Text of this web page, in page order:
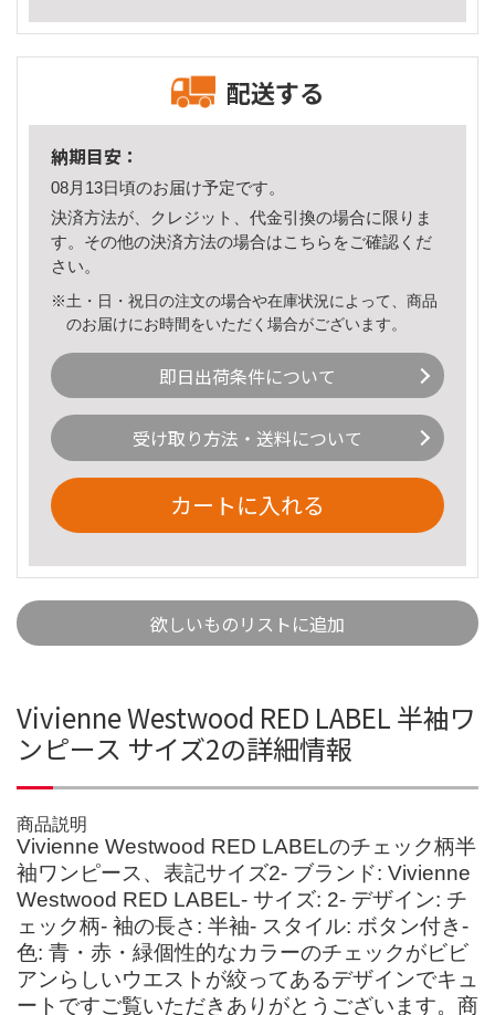
配送する
納期目安：
08月13日頃のお届け予定です。
決済方法が、クレジット、代金引換の場合に限りま
す。その他の決済方法の場合はこちら をご確認くだ
さい。
※土・日・祝日の注文の場合や在庫状況によって、商品
のお届けにお時間をいただく場合がございます。
即日出荷条件について
受け取り方法・送料について
カートに入れる
欲しいものリストに追加
Vivienne Westwood RED LABEL 半袖ワ
ンピース サイズ2の詳細情報
商品説明
Vivienne Westwood RED LABELのチェック柄半
袖ワンピース、表記サイズ2- ブランド: Vivienne
Westwood RED LABEL- サイズ: 2- デザイン: チ
ェック柄- 袖の長さ: 半袖- スタイル: ボタン付き-
色: 青・赤・緑個性的なカラーのチェックがビビ
アンらしいウエストが絞ってあるデザインでキュ
ートですご覧いただきありがとうございます。商